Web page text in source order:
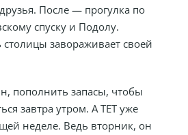
После — прогулка по
спуску и Подолу.
столицы завораживает своей
пополнить запасы, чтобы
завтра утром. А ТЕТ уже
неделе. Ведь вторник, он